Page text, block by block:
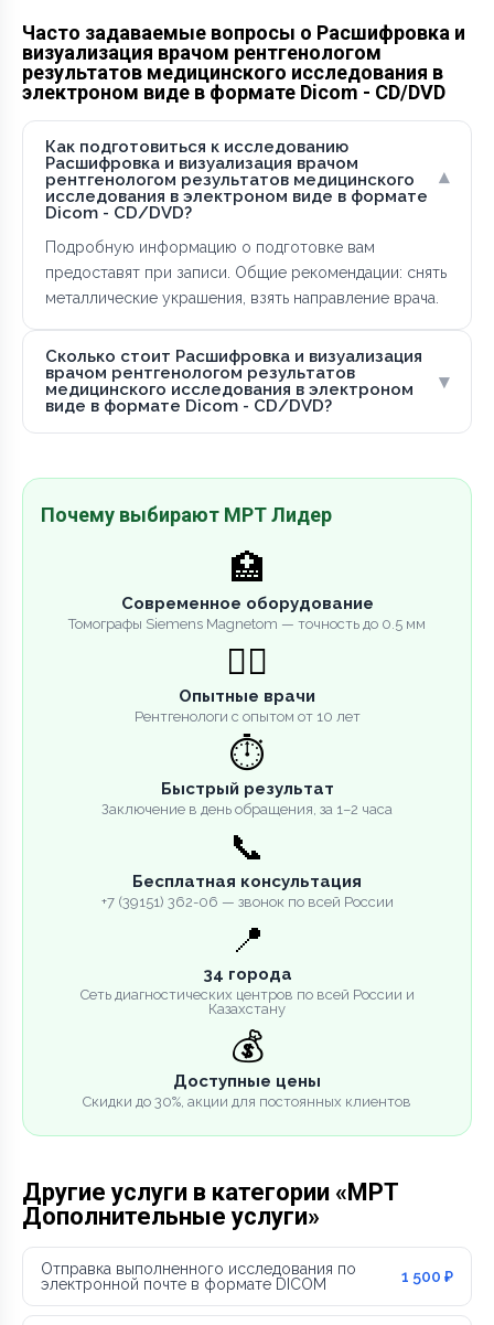
Часто задаваемые вопросы о Расшифровка и
визуализация врачом рентгенологом
результатов медицинского исследования в
электроном виде в формате Dicom - CD/DVD
Как подготовиться к исследованию
Расшифровка и визуализация врачом
рентгенологом результатов медицинского
исследования в электроном виде в формате
Dicom - CD/DVD?
▾
Подробную информацию о подготовке вам
предоставят при записи. Общие рекомендации: снять
металлические украшения, взять направление врача.
Сколько стоит Расшифровка и визуализация
врачом рентгенологом результатов
медицинского исследования в электроном
виде в формате Dicom - CD/DVD?
▾
Почему выбирают МРТ Лидер
🏥
Современное оборудование
Томографы Siemens Magnetom — точность до 0.5 мм
👨‍⚕️
Опытные врачи
Рентгенологи с опытом от 10 лет
⏱️
Быстрый результат
Заключение в день обращения, за 1–2 часа
📞
Бесплатная консультация
+7 (39151) 362-06 — звонок по всей России
📍
34 города
Сеть диагностических центров по всей России и
Казахстану
💰
Доступные цены
Скидки до 30%, акции для постоянных клиентов
Другие услуги в категории «МРТ
Дополнительные услуги»
Отправка выполненного исследования по
электронной почте в формате DICOM
1 500 ₽